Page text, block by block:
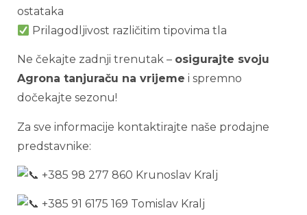
ostataka
Prilagodljivost različitim tipovima tla
Ne čekajte zadnji trenutak – osigurajte svoju
Agrona tanjuraču na vrijeme i spremno
dočekajte sezonu!
Za sve informacije kontaktirajte naše prodajne
predstavnike:
+385 98 277 860 Krunoslav Kralj
+385 91 6175 169 Tomislav Kralj